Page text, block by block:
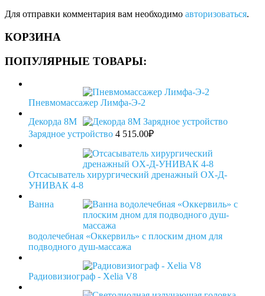
Для отправки комментария вам необходимо авторизоваться.
КОРЗИНА
ПОПУЛЯРНЫЕ ТОВАРЫ:
Пневмомассажер Лимфа-Э-2
Декорда 8M
Зарядное устройство 4 515.00₽
Отсасыватель хирургический дренажный OX-Д-
УНИВАК 4-8
Ванна
водолечебная «Оккервиль» с плоским дном для
подводного душ-массажа
Радиовизиограф - Xelia V8